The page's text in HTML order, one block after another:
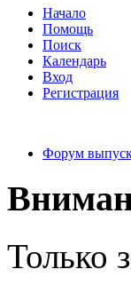
Начало
Помощь
Поиск
Календарь
Вход
Регистрация
Форум
Только